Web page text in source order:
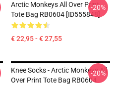
Arctic Monkeys All Over Print
Tote Bag RB0604 [ID555848]
€ 22,95 - € 27,55
-20%
Knee Socks - Arctic Monkeys All
Over Print Tote Bag RB0604
-20%